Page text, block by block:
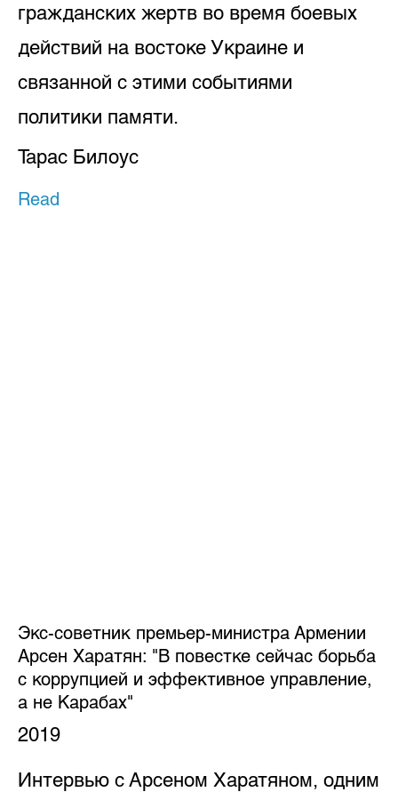
гражданских жертв во время боевых
действий на востоке Украине и
связанной с этими событиями
политики памяти.
Тарас Билоус
Read
Экс-советник премьер-министра Армении
Арсен Харатян: "В повестке сейчас борьба
с коррупцией и эффективное управление,
а не Карабах"
2019
Интервью с Арсеном Харатяном, одним